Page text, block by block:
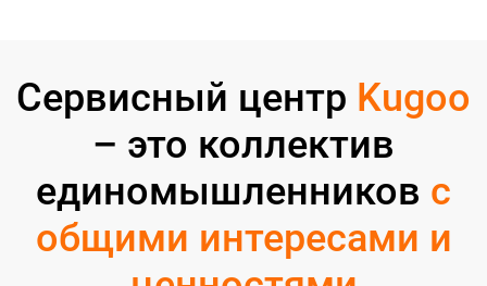
Сервисный центр Kugoo
– это коллектив
единомышленников с
общими интересами и